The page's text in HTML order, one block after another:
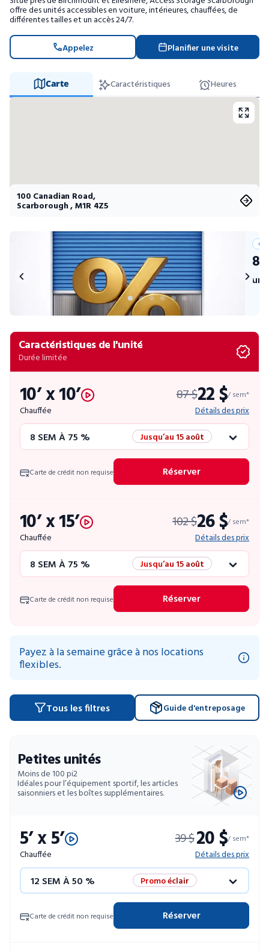
Entreposage mobile
Fournitures d’emballage
Mon compte / Payer
offre des unités accessibles en voiture, intérieures, chauffées, de
différentes tailles et un accès 24/7.
Appelez Planifier une visite
Carte Caractéristiques Heures
100 Canadian Road,
Scarborough,M1R 4Z5
8
Caractéristiques de l'unité
Durée limitée
10’ x 10’
Chauffée
87 $22 $/ sem*
Détails des prix
8 SEM À 75 % Jusqu’au 15 août
Promo éclair
52 SEM À 10 %
Carte de crédit non requise Réserver
10’ x 15’
Chauffée
102 $26 $/ sem*
Détails des prix
8 SEM À 75 % Jusqu’au 15 août
Promo éclair
52 SEM À 10 %
Carte de crédit non requise Réserver
Payez à la semaine grâce à nos locations
flexibles.
Tous les filtres Guide d'entreposage
Petites unités
Moins de 100 pi2
Idéales pour l’équipement sportif, les articles
saisonniers et les boîtes supplémentaires.
5’ x 5’
Chauffée
39 $20 $/ sem*
Détails des prix
12 SEM À 50 % Promo éclair
Unités limitées
Carte de crédit non requise Réserver